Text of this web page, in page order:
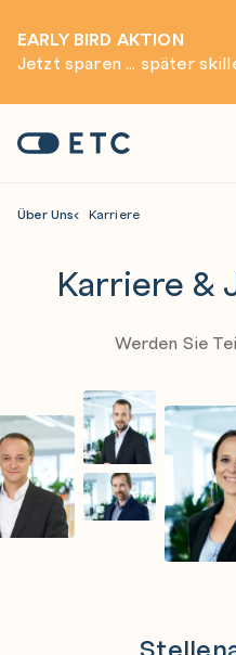
EARLY BIRD AKTION
Jetzt sparen ... später
Startseite: ETC
Über Uns Karriere
Karriere &
Werden Sie